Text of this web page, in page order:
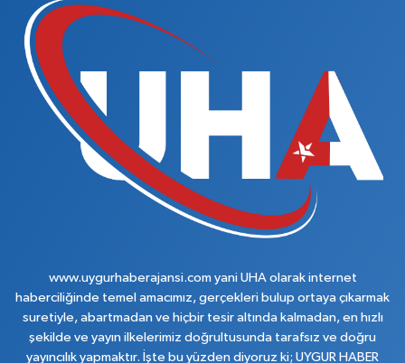
www.uygurhaberajansi.com yani UHA olarak internet
haberciliğinde temel amacımız, gerçekleri bulup ortaya çıkarmak
suretiyle, abartmadan ve hiçbir tesir altında kalmadan, en hızlı
şekilde ve yayın ilkelerimiz doğrultusunda tarafsız ve doğru
yayıncılık yapmaktır. İşte bu yüzden diyoruz ki; UYGUR HABER